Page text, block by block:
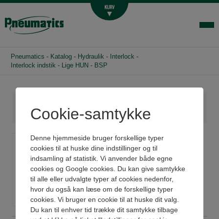
Fittings og slange
Handelsbetingelser
Login-infocenter
Pneumatics - Katalog - Hydraulik - Interlock -
Interlock indstik - Lige HUN - BSP
Interlock indstik - Lige
HUN - BSP
Se datablad
Cookie-samtykke
Denne hjemmeside bruger forskellige typer
cookies til at huske dine indstillinger og til
indsamling af statistik. Vi anvender både egne
cookies og Google cookies. Du kan give samtykke
til alle eller udvalgte typer af cookies nedenfor,
hvor du også kan læse om de forskellige typer
cookies. Vi bruger en cookie til at huske dit valg.
Du kan til enhver tid trække dit samtykke tilbage